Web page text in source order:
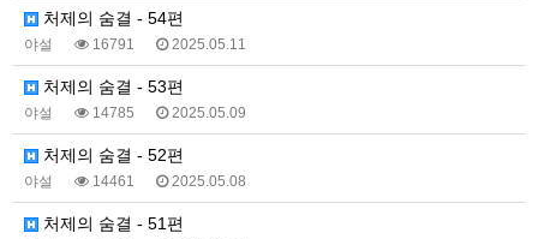
처제의 숨결 - 54편
야설 16791 2025.05.11
처제의 숨결 - 53편
야설 14785 2025.05.09
처제의 숨결 - 52편
야설 14461 2025.05.08
처제의 숨결 - 51편